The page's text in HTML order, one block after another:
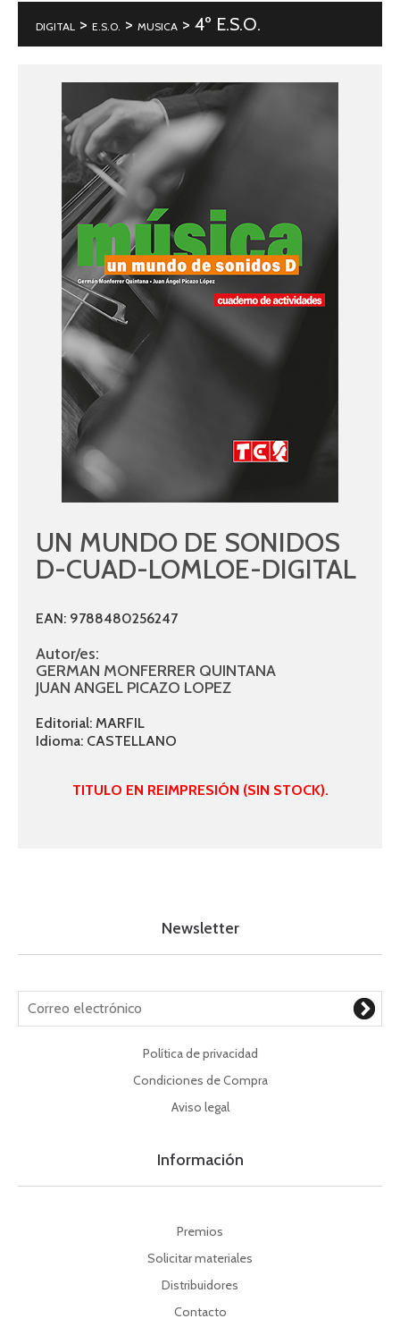
DIGITAL > E.S.O. > MUSICA > 4º E.S.O.
UN MUNDO DE SONIDOS
D-CUAD-LOMLOE-DIGITAL
EAN: 9788480256247
Autor/es:
GERMAN MONFERRER QUINTANA
JUAN ANGEL PICAZO LOPEZ
Editorial: MARFIL
Idioma: CASTELLANO
TITULO EN REIMPRESIÓN (SIN STOCK).
Newsletter
Política de privacidad
Condiciones de Compra
Aviso legal
Información
Premios
Solicitar materiales
Distribuidores
Contacto